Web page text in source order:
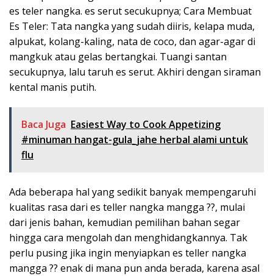
es teler nangka. es serut secukupnya; Cara Membuat
Es Teler: Tata nangka yang sudah diiris, kelapa muda,
alpukat, kolang-kaling, nata de coco, dan agar-agar di
mangkuk atau gelas bertangkai. Tuangi santan
secukupnya, lalu taruh es serut. Akhiri dengan siraman
kental manis putih.
Baca Juga Easiest Way to Cook Appetizing
#minuman hangat-gula_jahe herbal alami untuk
flu
Ada beberapa hal yang sedikit banyak mempengaruhi
kualitas rasa dari es teller nangka mangga ??, mulai
dari jenis bahan, kemudian pemilihan bahan segar
hingga cara mengolah dan menghidangkannya. Tak
perlu pusing jika ingin menyiapkan es teller nangka
mangga ?? enak di mana pun anda berada, karena asal